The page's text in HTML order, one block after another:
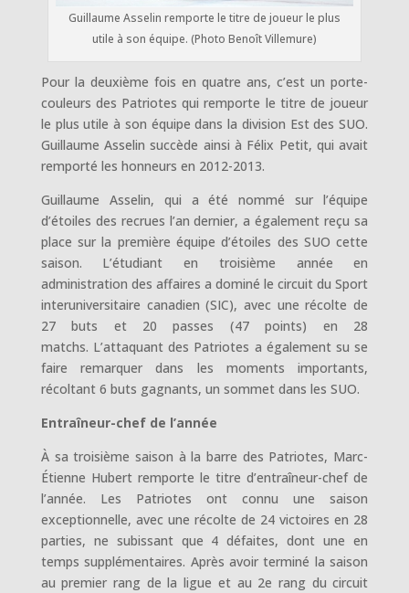
Guillaume Asselin remporte le titre de joueur le plus
utile à son équipe. (Photo Benoît Villemure)
Pour la deuxième fois en quatre ans, c’est un porte-
couleurs des Patriotes qui remporte le titre de joueur
le plus utile à son équipe dans la division Est des SUO.
Guillaume Asselin succède ainsi à Félix Petit, qui avait
remporté les honneurs en 2012-2013.
Guillaume Asselin, qui a été nommé sur l’équipe
d’étoiles des recrues l’an dernier, a également reçu sa
place sur la première équipe d’étoiles des SUO cette
saison. L’étudiant en troisième année en
administration des affaires a dominé le circuit du Sport
interuniversitaire canadien (SIC), avec une récolte de
27 buts et 20 passes (47 points) en 28
matchs. L’attaquant des Patriotes a également su se
faire remarquer dans les moments importants,
récoltant 6 buts gagnants, un sommet dans les SUO.
Entraîneur-chef de l’année
À sa troisième saison à la barre des Patriotes, Marc-
Étienne Hubert remporte le titre d’entraîneur-chef de
l’année. Les Patriotes ont connu une saison
exceptionnelle, avec une récolte de 24 victoires en 28
parties, ne subissant que 4 défaites, dont une en
temps supplémentaires. Après avoir terminé la saison
au premier rang de la ligue et au 2e rang du circuit